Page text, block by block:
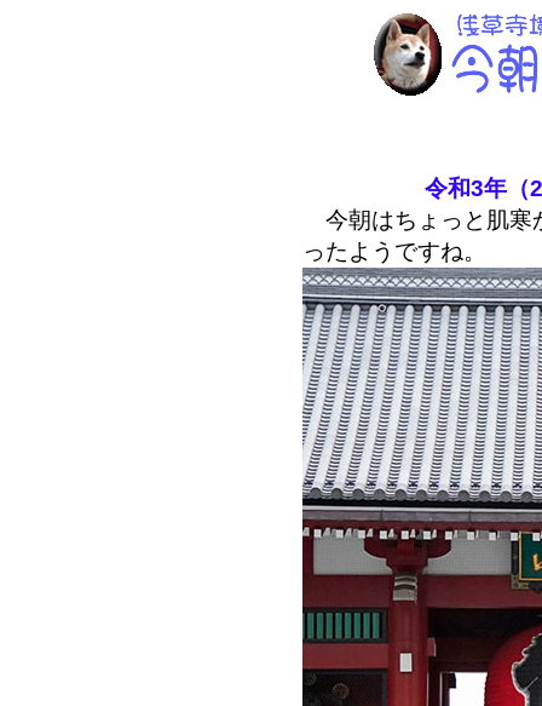
令和3年（
今朝はちょっと肌寒
ったようですね。